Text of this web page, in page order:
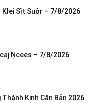
Klei Sĭt Suôr – 7/8/2026
Ncees – 7/8/2026
Thánh Kinh Căn Bản 2026